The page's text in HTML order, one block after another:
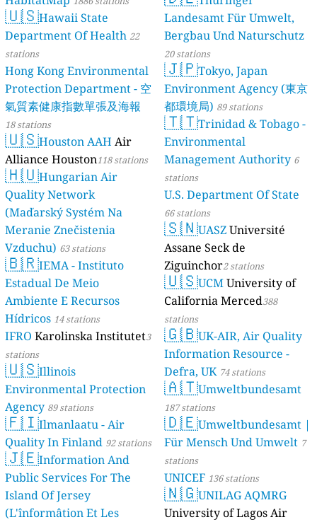
🇺🇸Hawaii State
Department Of Health 22
stations
Hong Kong Environmental
Protection Department - 空
氣質素健康指數單張及海報
18 stations
🇺🇸Houston AAH Air
Alliance Houston118 stations
🇭🇺Hungarian Air
Quality Network
(Maďarský Systém Na
Meranie Znečistenia
Vzduchu) 63 stations
🇧🇷IEMA - Instituto
Estadual De Meio
Ambiente E Recursos
Hídricos 14 stations
IFRO Karolinska Institutet3
stations
🇺🇸Illinois
Environmental Protection
Agency 89 stations
🇫🇮Ilmanlaatu - Air
Quality In Finland 92 stations
🇯🇪Information And
Public Services For The
Island Of Jersey
(L'înformâtion Et Les
Landesamt Für Umwelt,
Bergbau Und Naturschutz
20 stations
🇯🇵Tokyo, Japan
Environment Agency (東京
都環境局) 89 stations
🇹🇹Trinidad & Tobago -
Environmental
Management Authority 6
stations
U.S. Department Of State
66 stations
🇸🇳UASZUniversité
Assane Seck de
Ziguinchor2 stations
🇺🇸UCMUniversity of
California Merced388
stations
🇬🇧UK-AIR, Air Quality
Information Resource -
Defra, UK 74 stations
🇦🇹Umweltbundesamt
187 stations
🇩🇪Umweltbundesamt |
Für Mensch Und Umwelt 7
stations
UNICEF 136 stations
🇳🇬UNILAG AQMRG
University of Lagos Air